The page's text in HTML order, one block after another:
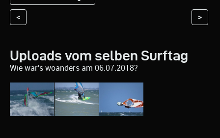
< >
Uploads vom selben Surftag
Wie war's woanders am 06.07.2018?